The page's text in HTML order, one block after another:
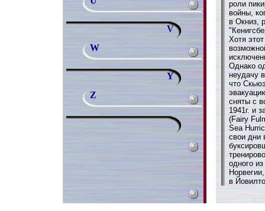
V
W
Y
Z
роли
войны,
в Окниз,
Хотя
Однако
неудачу
что
сняты с
1941г. и
(Fairy
Sea
свои дни
одного
в